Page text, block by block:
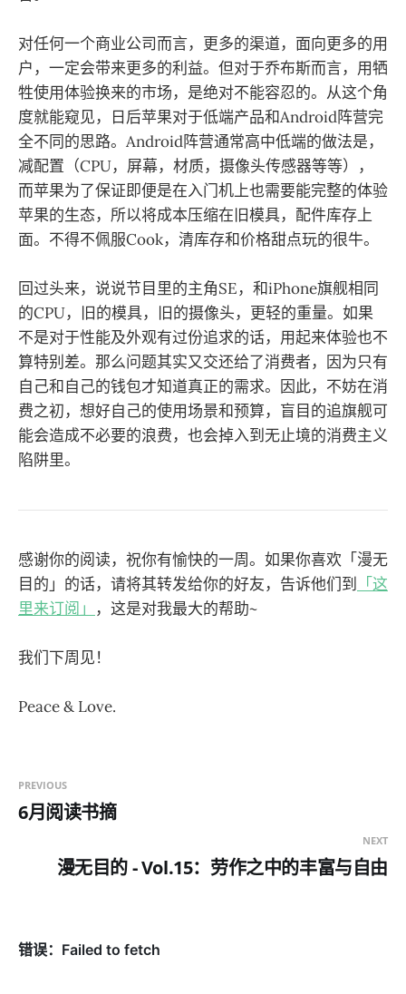
对任何一个商业公司而言，更多的渠道，面向更多的用
户，一定会带来更多的利益。但对于乔布斯而言，用牺
牲使用体验换来的市场，是绝对不能容忍的。从这个角
度就能窥见，日后苹果对于低端产品和Android阵营完
全不同的思路。Android阵营通常高中低端的做法是，
减配置（CPU，屏幕，材质，摄像头传感器等等），
而苹果为了保证即便是在入门机上也需要能完整的体验
苹果的生态，所以将成本压缩在旧模具，配件库存上
面。不得不佩服Cook，清库存和价格甜点玩的很牛。
回过头来，说说节目里的主角SE，和iPhone旗舰相同
的CPU，旧的模具，旧的摄像头，更轻的重量。如果
不是对于性能及外观有过份追求的话，用起来体验也不
算特别差。那么问题其实又交还给了消费者，因为只有
自己和自己的钱包才知道真正的需求。因此，不妨在消
费之初，想好自己的使用场景和预算，盲目的追旗舰可
能会造成不必要的浪费，也会掉入到无止境的消费主义
陷阱里。
感谢你的阅读，祝你有愉快的一周。如果你喜欢「漫无
目的」的话，请将其转发给你的好友，告诉他们到
「这
里来订阅」
，这是对我最大的帮助~
我们下周见！
Peace & Love.
PREVIOUS
6月阅读书摘
NEXT
漫无目的 - Vol.15：劳作之中的丰富与自由